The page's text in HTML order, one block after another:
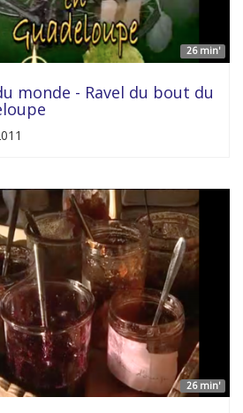
26 min'
monde - Ravel du bout du
26 min'